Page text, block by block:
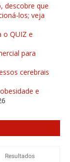
descobre que
los; veja
o QUIZ e
para
cerebrais
e
Resultados